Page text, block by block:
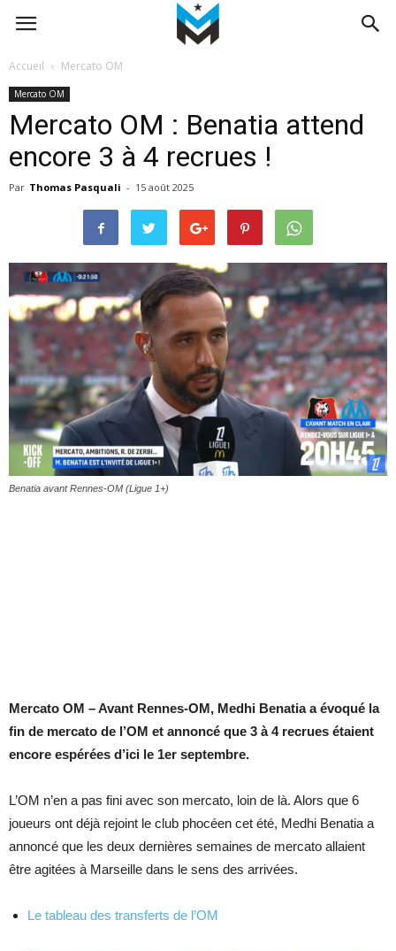
Accueil Mercato OM
Mercato OM
Mercato OM : Benatia attend
encore 3 à 4 recrues !
Par Thomas Pasquali - 15 août 2025
Benatia avant Rennes-OM (Ligue 1+)
Mercato OM – Avant Rennes-OM, Medhi Benatia a évoqué la
fin de mercato de l’OM et annoncé que 3 à 4 recrues étaient
encore espérées d’ici le 1er septembre.
L’OM n’en a pas fini avec son mercato, loin de là. Alors que 6
joueurs ont déjà rejoint le club phocéen cet été, Medhi Benatia a
annoncé que les deux dernières semaines de mercato allaient
être agitées à Marseille dans le sens des arrivées.
Le tableau des transferts de l’OM